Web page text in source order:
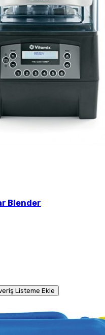
Blender
Listeme Ekle